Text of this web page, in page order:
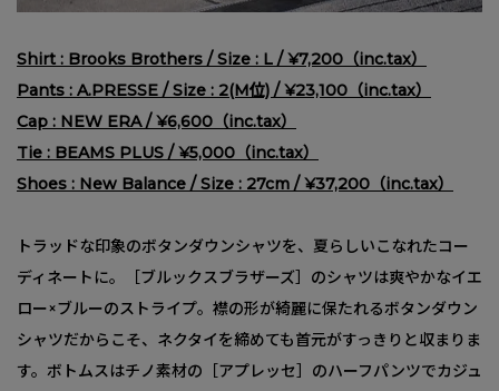
Shirt : Brooks Brothers / Size : L / ¥7,200（inc.tax）
Pants : A.PRESSE / Size : 2(M位) / ¥23,100（inc.tax）
Cap : NEW ERA / ¥6,600（inc.tax）
Tie : BEAMS PLUS / ¥5,000（inc.tax）
Shoes : New Balance / Size : 27cm / ¥37,200（inc.tax）
トラッドな印象のボタンダウンシャツを、夏らしいこなれたコー
ディネートに。［ブルックスブラザーズ］のシャツは爽やかなイエ
ロー×ブルーのストライプ。襟の形が綺麗に保たれるボタンダウン
シャツだからこそ、ネクタイを締めても首元がすっきりと収まりま
す。ボトムスはチノ素材の［アプレッセ］のハーフパンツでカジュ